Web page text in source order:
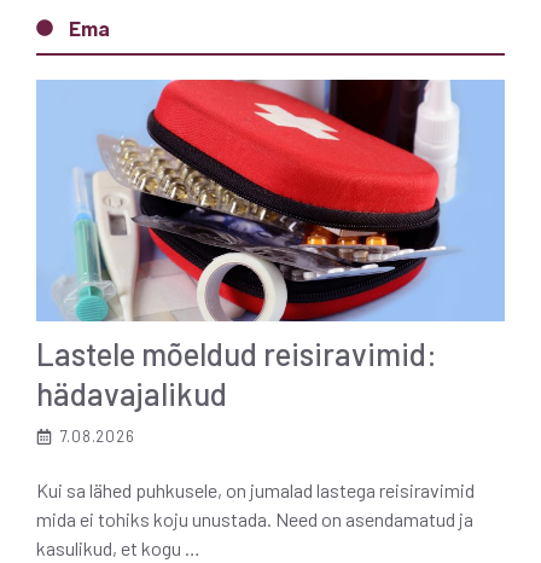
Ema
Lastele mõeldud reisiravimid:
hädavajalikud
7.08.2026
Kui sa lähed puhkusele, on jumalad lastega reisiravimid
mida ei tohiks koju unustada. Need on asendamatud ja
kasulikud, et kogu …